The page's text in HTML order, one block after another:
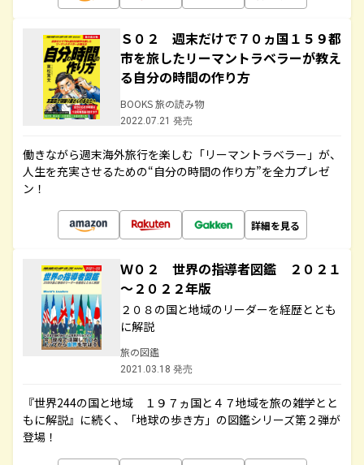
Ｓ０２ 週末だけで７０ヵ国１５９都
市を旅したリーマントラベラーが教え
る自分の時間の作り方
BOOKS 旅の読み物
2022.07.21 発売
働きながら週末海外旅行を楽しむ「リーマントラベラー」が、
人生を充実させるための“自分の時間の作り方”を全力プレゼ
ン！
詳細を見る
Ｗ０２ 世界の指導者図鑑 ２０２１
～２０２２年版
２０８の国と地域のリーダーを経歴ととも
に解説
旅の図鑑
2021.03.18 発売
『世界244の国と地域 １９７ヵ国と４７地域を旅の雑学とと
もに解説』に続く、「地球の歩き方」の図鑑シリーズ第２弾が
登場！